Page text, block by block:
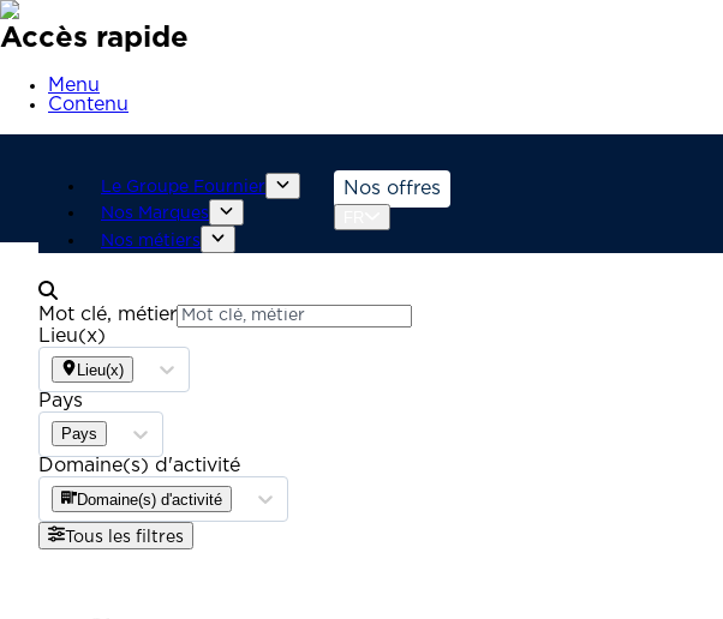
Accès rapide
Menu
Contenu
Le Groupe Fournier
Nos Marques
Nos métiers
Nos offres
Mot clé, métier
Lieu(x)
Lieu(x)
Pays
Pays
Domaine(s) d'activité
Domaine(s) d'activité
Tous les filtres